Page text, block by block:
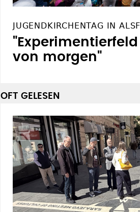
JUGENDKIRCHENTAG IN
von morgen"
OFT GELESEN